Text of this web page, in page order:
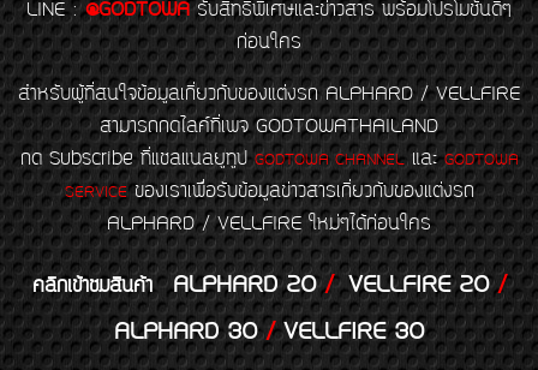
LINE : @GODTOWA รับสิทธิพิเศษและข่าวสาร พร้อมโปรโมชั่นดีๆ
ก่อนใคร
สำหรับผู้ที่สนใจข้อมูลเกี่ยวกับของแต่งรถ ALPHARD / VELLFIRE
สามารถกดไลค์ที่เพจ GODTOWATHAILAND
กด Subscribe ที่แชลแนลยูทูป GODTOWA CHANNELและGODTOWA
SERVICEของเราเพื่อรับข้อมูลข่าวสารเกี่ยวกับของแต่งรถ
ALPHARD / VELLFIRE ใหม่ๆได้ก่อนใคร
คลิกเข้าชมสินค้า ALPHARD 20/VELLFIRE 20/
ALPHARD 30/VELLFIRE 30